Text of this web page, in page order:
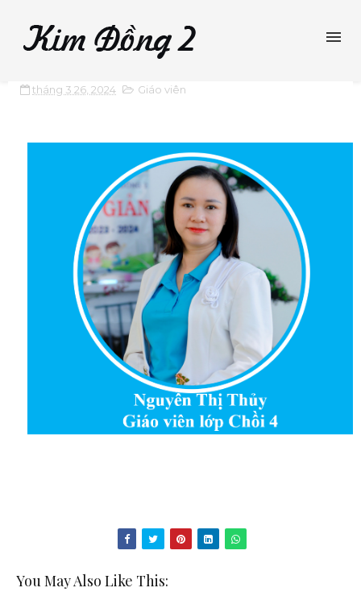
tháng 3 26, 2024 Giáo viên
You May Also Like This: